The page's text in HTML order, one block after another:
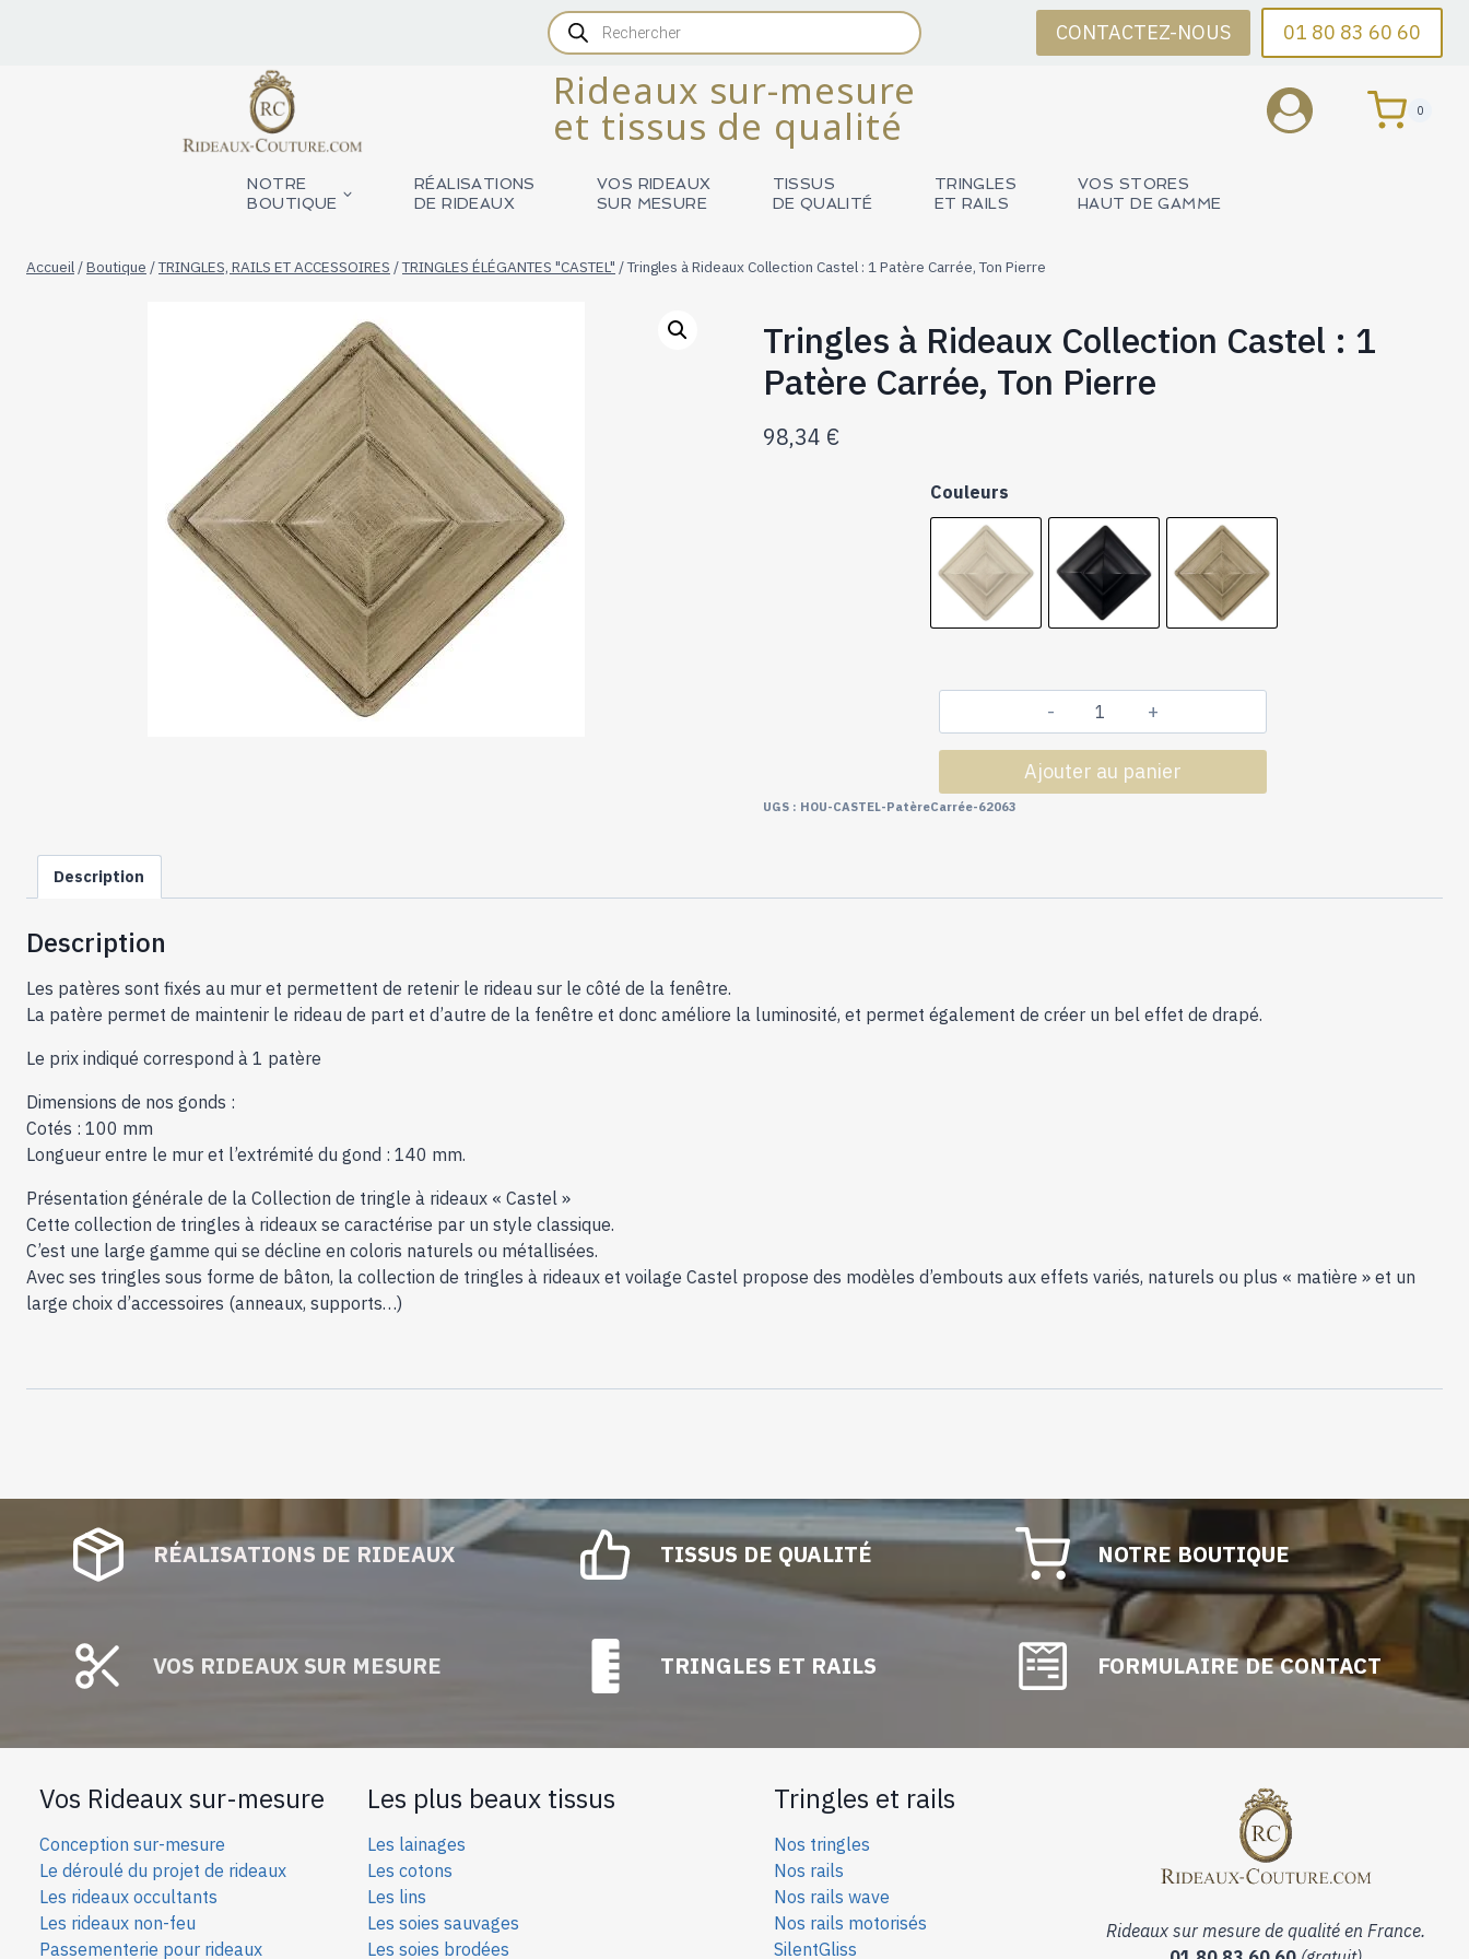
Recherche
de
produits
CONTACTEZ-NOUS 01 80 83 60 60
Rideaux sur-mesure
et tissus de qualité
0
NOTRE
BOUTIQUE
RÉALISATIONS
DE RIDEAUX
VOS RIDEAUX
SUR MESURE
TISSUS
DE QUALITÉ
TRINGLES
ET RAILS
VOS STORES
HAUT DE GAMME
Accueil /Boutique /TRINGLES, RAILS ET ACCESSOIRES /TRINGLES ÉLÉGANTES "CASTEL" /Tringles à Rideaux Collection Castel : 1 Patère Carrée, Ton Pierre
Tringles à Rideaux Collection Castel : 1
Patère Carrée, Ton Pierre
98,34 €
Couleurs
quantité
de
Tringles
Ton
Ajouter au panier
UGS : HOU-CASTEL-PatèreCarrée-62063
Description
Description
Les patères sont fixés au mur et permettent de retenir le rideau sur le côté de la fenêtre.
La patère permet de maintenir le rideau de part et d’autre de la fenêtre et donc améliore la luminosité, et permet également de créer un bel effet de drapé.
Le prix indiqué correspond à 1 patère
Dimensions de nos gonds :
Cotés : 100 mm
Longueur entre le mur et l’extrémité du gond : 140 mm.
Présentation générale de la Collection de tringle à rideaux « Castel »
Cette collection de tringles à rideaux se caractérise par un style classique.
C’est une large gamme qui se décline en coloris naturels ou métallisées.
Avec ses tringles sous forme de bâton, la collection de tringles à rideaux et voilage Castel propose des modèles d’embouts aux effets variés, naturels ou plus « matière » et un
large choix d’accessoires (anneaux, supports…)
RÉALISATIONS DE RIDEAUX
VOS RIDEAUX SUR MESURE
TISSUS DE QUALITÉ
TRINGLES ET RAILS
NOTRE BOUTIQUE
FORMULAIRE DE CONTACT
Vos Rideaux sur-mesure
Conception sur-mesure
Le déroulé du projet de rideaux
Les rideaux occultants
Les rideaux non-feu
Passementerie pour rideaux
Les plus beaux tissus
Les lainages
Les cotons
Les lins
Les soies sauvages
Les soies brodées
Tringles et rails
Nos tringles
Nos rails
Nos rails wave
Nos rails motorisés
SilentGliss
Rideaux sur mesure de qualité en France.